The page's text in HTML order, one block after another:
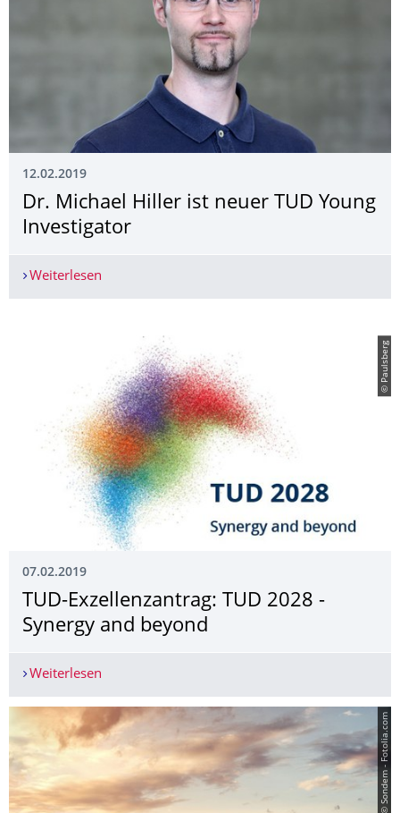
12.02.2019
Dr. Michael Hiller ist neuer TUD Young
Investigator
Weiterlesen
© Paulsberg
07.02.2019
TUD-Exzellenzantrag: TUD 2028 -
Synergy and beyond
Weiterlesen
© Sondem - Fotolia.com